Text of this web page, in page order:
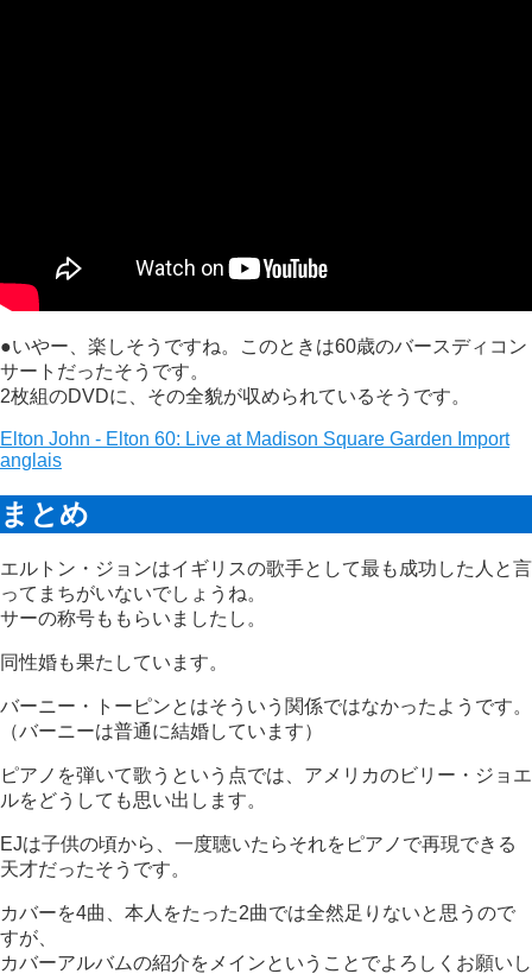
●いやー、楽しそうですね。このときは60歳のバースディコン
サートだったそうです。
2枚組のDVDに、その全貌が収められているそうです。
Elton John - Elton 60: Live at Madison Square Garden Import
anglais
まとめ
エルトン・ジョンはイギリスの歌手として最も成功した人と言
ってまちがいないでしょうね。
サーの称号ももらいましたし。
同性婚も果たしています。
バーニー・トーピンとはそういう関係ではなかったようです。
（バーニーは普通に結婚しています）
ピアノを弾いて歌うという点では、アメリカのビリー・ジョエ
ルをどうしても思い出します。
EJは子供の頃から、一度聴いたらそれをピアノで再現できる
天才だったそうです。
カバーを4曲、本人をたった2曲では全然足りないと思うので
すが、
カバーアルバムの紹介をメインということでよろしくお願いし